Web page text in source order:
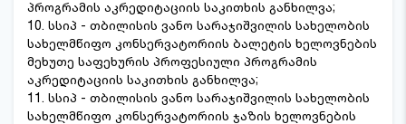
პროგრამის აკრედიტაციის საკითხის განხილვა;
10. სსიპ - თბილისის ვანო სარაჯიშვილის სახელობის
სახელმწიფო კონსერვატორიის ბალეტის ხელოვნების
მეხუთე საფეხურის პროფესიული პროგრამის
აკრედიტაციის საკითხის განხილვა;
11. სსიპ - თბილისის ვანო სარაჯიშვილის სახელობის
სახელმწიფო კონსერვატორიის ჯაზის ხელოვნების